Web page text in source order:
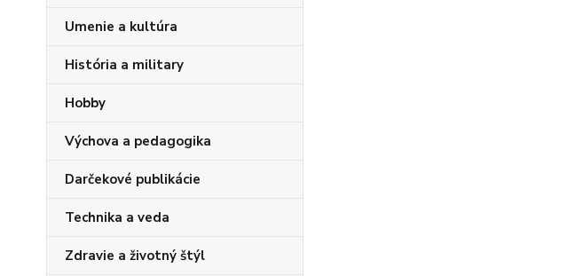
Umenie a kultúra
História a military
Hobby
Výchova a pedagogika
Darčekové publikácie
Technika a veda
Zdravie a životný štýl